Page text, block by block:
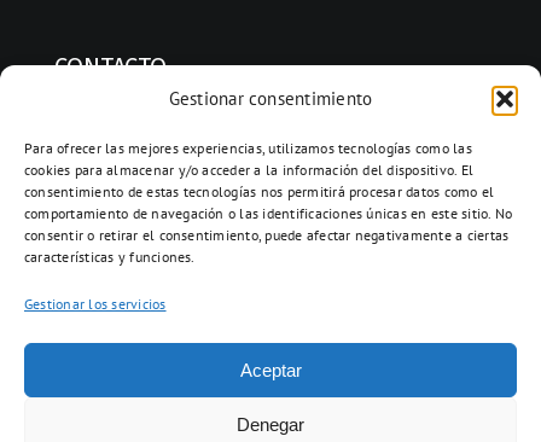
Gestionar consentimiento
Para ofrecer las mejores experiencias, utilizamos tecnologías como las
cookies para almacenar y/o acceder a la información del dispositivo. El
consentimiento de estas tecnologías nos permitirá procesar datos como el
comportamiento de navegación o las identificaciones únicas en este sitio. No
consentir o retirar el consentimiento, puede afectar negativamente a ciertas
características y funciones.
Gestionar los servicios
Aceptar
Denegar
CONTACTO
08280 Calaf, Barcelona
938 69 82 50
info@ceramicascalaf.com